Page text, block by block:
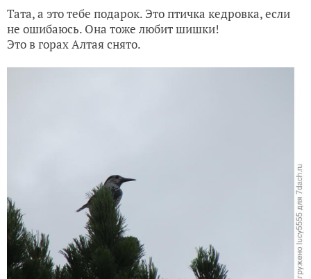
Тата, а это тебе подарок. Это птичка кедровка, если
не ошибаюсь. Она тоже любит шишки!
Это в горах Алтая снято.